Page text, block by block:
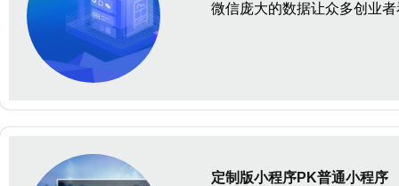
微信庞大的数据让众多创业
定制版小程序PK普通小程序